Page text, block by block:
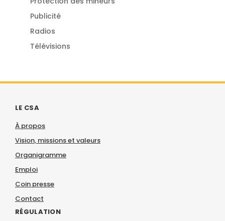
Publicité
Radios
Télévisions
LE CSA
À propos
Vision, missions et valeurs
Organigramme
Emploi
Coin presse
Contact
RÉGULATION